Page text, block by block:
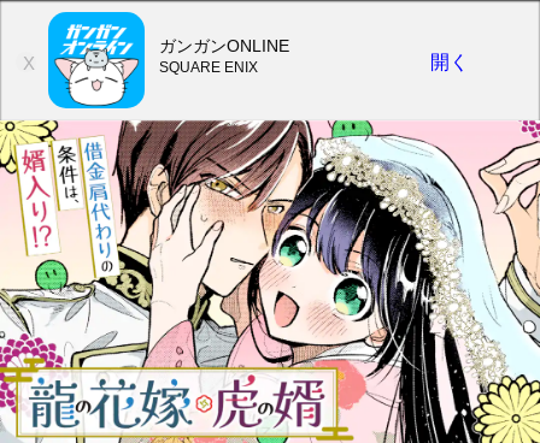
X
ガンガンONLINE
SQUARE ENIX 開く